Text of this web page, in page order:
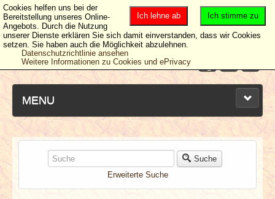
MENU
NEUESTE ARTIKEL
NEWS & DATES
Suche
Erweiterte Suche
Ich stimme zu
Ich lehne ab
Cookies helfen uns bei der
Bereitstellung unseres Online-
Angebots. Durch die Nutzung
unserer Dienste erklären Sie sich damit einverstanden, dass wir Cookies
setzen. Sie haben auch die Möglichkeit abzulehnen.
Datenschutzrichtlinie ansehen
Weitere Informationen zu Cookies und ePrivacy